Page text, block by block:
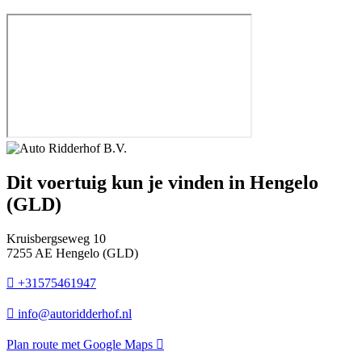
Dit voertuig kun je vinden in Hengelo
(GLD)
Kruisbergseweg 10
7255 AE Hengelo (GLD)
+31575461947
info@autoridderhof.nl
Plan route met Google Maps